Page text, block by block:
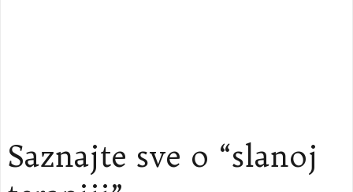
Saznajte sve o “slanoj